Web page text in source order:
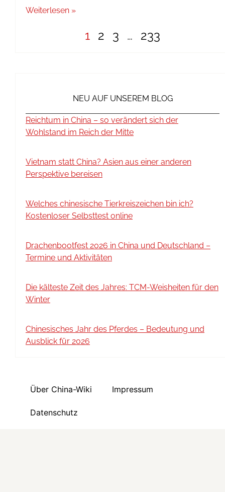
Weiterlesen »
1 2 3 … 233
NEU AUF UNSEREM BLOG
Reichtum in China – so verändert sich der
Wohlstand im Reich der Mitte
Vietnam statt China? Asien aus einer anderen
Perspektive bereisen
Welches chinesische Tierkreiszeichen bin ich?
Kostenloser Selbsttest online
Drachenbootfest 2026 in China und Deutschland –
Termine und Aktivitäten
Die kälteste Zeit des Jahres: TCM-Weisheiten für den
Winter
Chinesisches Jahr des Pferdes – Bedeutung und
Ausblick für 2026
Über China-Wiki Impressum
Datenschutz